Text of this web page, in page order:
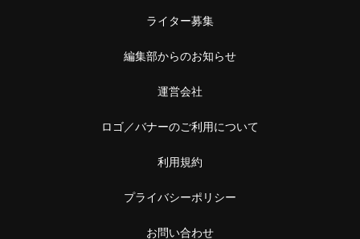
ライター募集
編集部からのお知らせ
運営会社
ロゴ／バナーのご利用について
利用規約
プライバシーポリシー
お問い合わせ